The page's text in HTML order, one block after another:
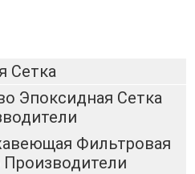
Сетка
Эпоксидная Сетка
Фильтровая
Производители